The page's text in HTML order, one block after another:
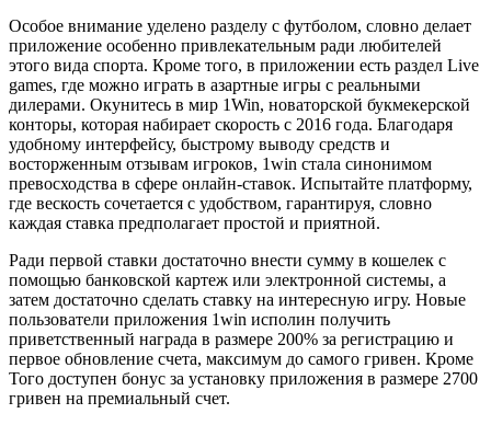
Особое внимание уделено разделу с футболом, словно делает
приложение особенно привлекательным ради любителей
этого вида спорта. Кроме того, в приложении есть раздел Live
games, где можно играть в азартные игры с реальными
дилерами. Окунитесь в мир 1Win, новаторской букмекерской
конторы, которая набирает скорость с 2016 года. Благодаря
удобному интерфейсу, быстрому выводу средств и
восторженным отзывам игроков, 1win стала синонимом
превосходства в сфере онлайн-ставок. Испытайте платформу,
где вескость сочетается с удобством, гарантируя, словно
каждая ставка предполагает простой и приятной.
Ради первой ставки достаточно внести сумму в кошелек с
помощью банковской картеж или электронной системы, а
затем достаточно сделать ставку на интересную игру. Новые
пользователи приложения 1win исполин получить
приветственный награда в размере 200% за регистрацию и
первое обновление счета, максимум до самого гривен. Кроме
Того доступен бонус за установку приложения в размере 2700
гривен на премиальный счет.